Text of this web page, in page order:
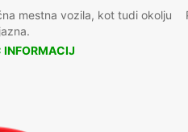
mestna vozila, kot tudi okolju
INFORMACIJ